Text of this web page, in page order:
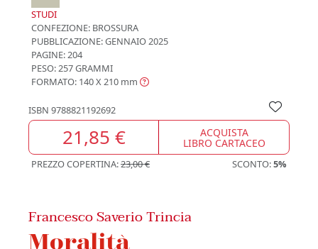
STUDI
CONFEZIONE: BROSSURA
PUBBLICAZIONE:GENNAIO 2025
PAGINE: 204
PESO: 257 GRAMMI
FORMATO: 140 X 210 mm
ISBN 9788821192692
21,85 € ACQUISTA
LIBRO CARTACEO
PREZZO COPERTINA:23,00 € SCONTO:5%
Francesco Saverio Trincia
Moralità